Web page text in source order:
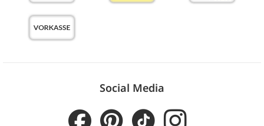
Social Media